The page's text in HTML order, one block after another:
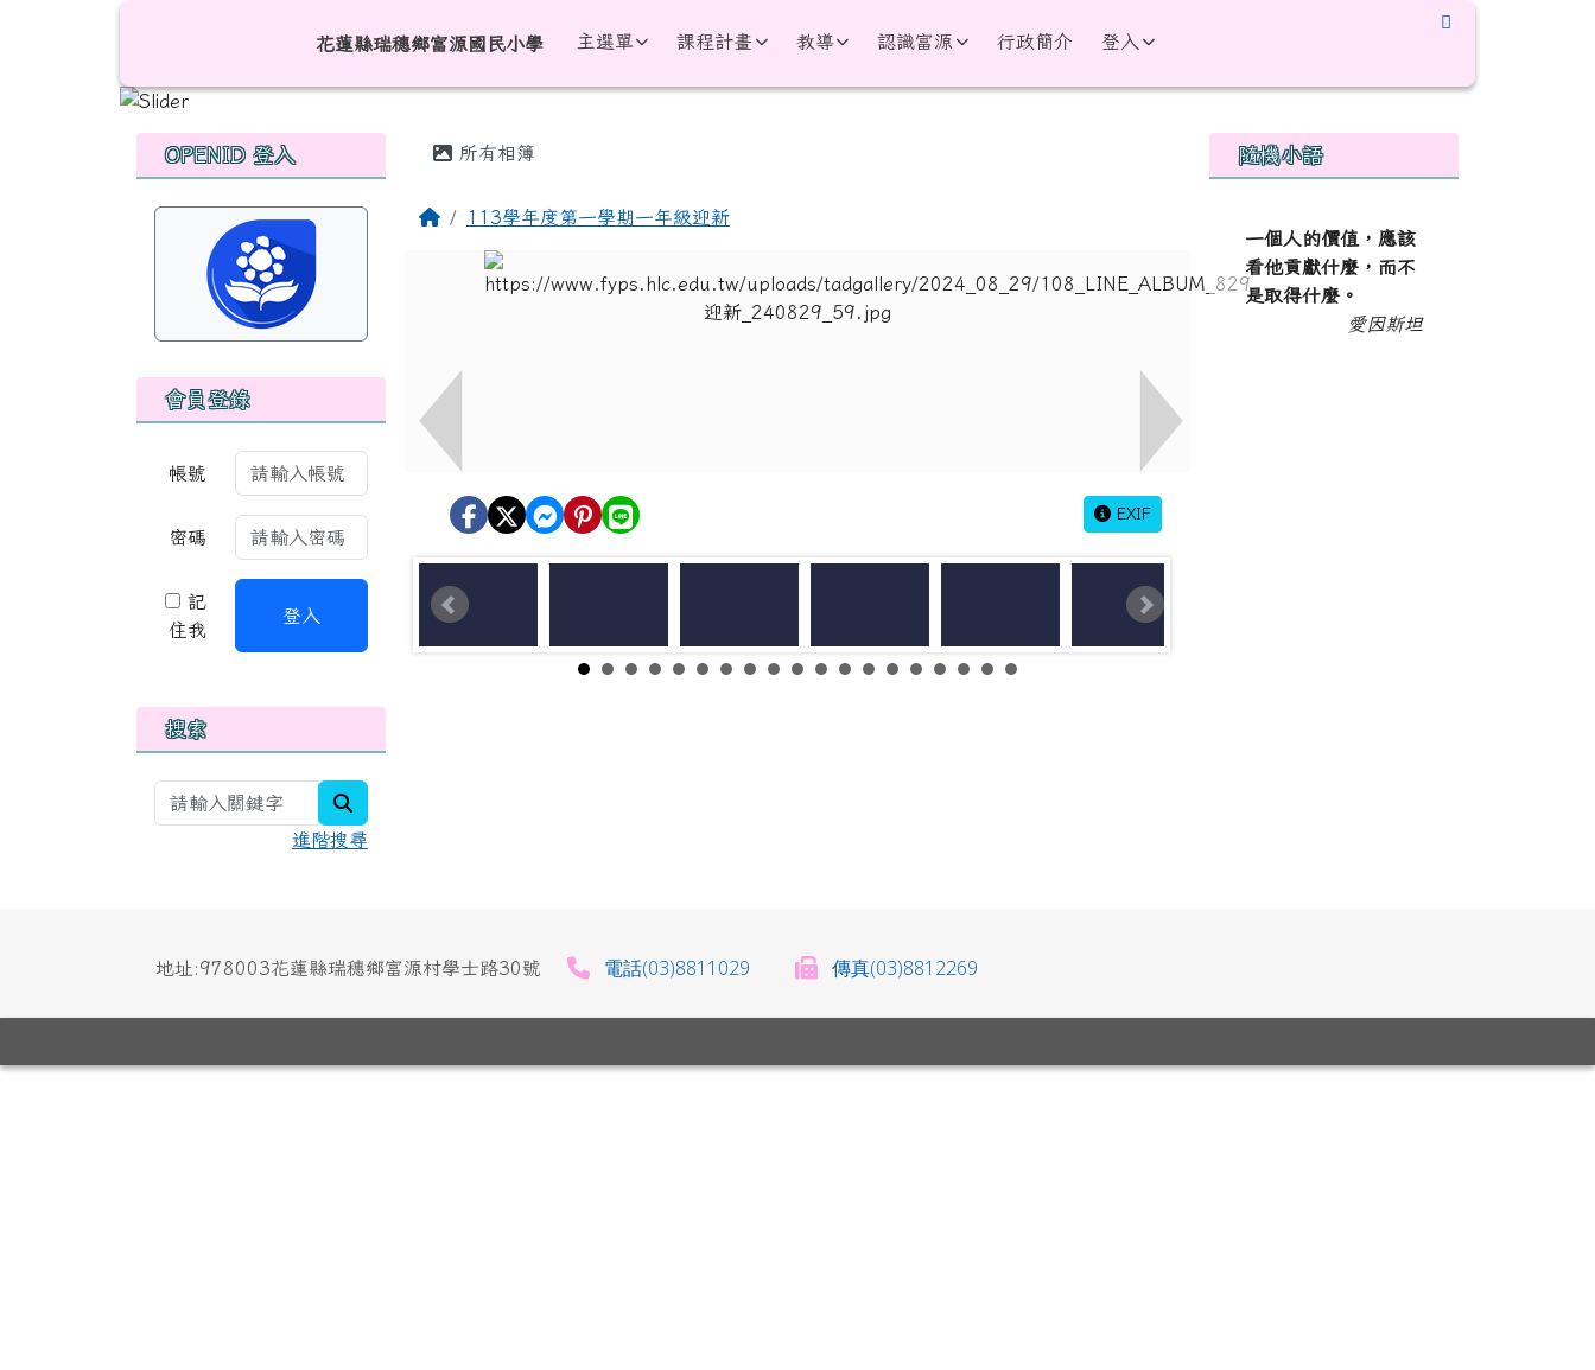
花蓮縣瑞穗鄉富源國民小學
花蓮縣瑞穗鄉富源國民小學 主選單 課程計畫 教導 認識富源 行政簡介 登入
左邊區域內容
OPENID 登入
會員登錄
帳號
密碼
記
住我
登入
搜索
進階搜尋
主內容區域
所有相簿
回首頁113學年度第一學期一年級迎新
EXIF
右邊區域內容
隨機小語
一個人的價值，應該
看他貢獻什麼，而不
是取得什麼。
愛因斯坦
頁尾區域
地址:978003花蓮縣瑞穗鄉富源村學士路30號 電話(03)8811029 傳真(03)8812269